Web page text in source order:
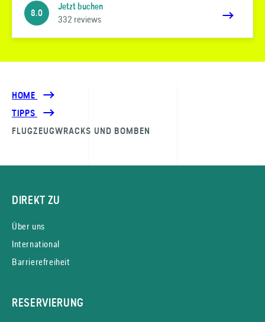
8.0
Jetzt buchen
332 reviews
HOME
TIPPS
FLUGZEUGWRACKS UND BOMBEN
DIREKT ZU
Über uns
International
Barrierefreiheit
RESERVIERUNG